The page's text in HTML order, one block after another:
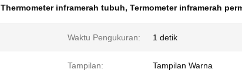
Thermometer inframerah tubuh, Termometer inframerah
Waktu Pengukuran: 1 detik
Tampilan: Tampilan Warna